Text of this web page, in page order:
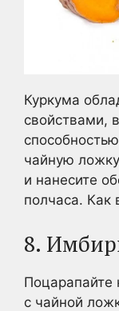
Куркума
свойствами,
чайную
и нанесите
полчаса. Как
8.
Поцарапайте
с чайной